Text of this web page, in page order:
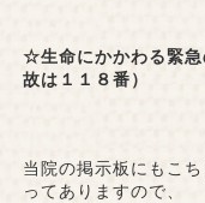
☆生命にかかわる緊
故は１１８番）
当院の掲示板にもこ
ってありますので、